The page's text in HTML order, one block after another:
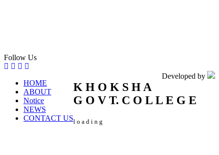
Follow Us
HOME
ABOUT
Notice
NEWS
CONTACT US
Developed by
K H O K S H A
G O V T. C O L L E G E
l o a d i n g